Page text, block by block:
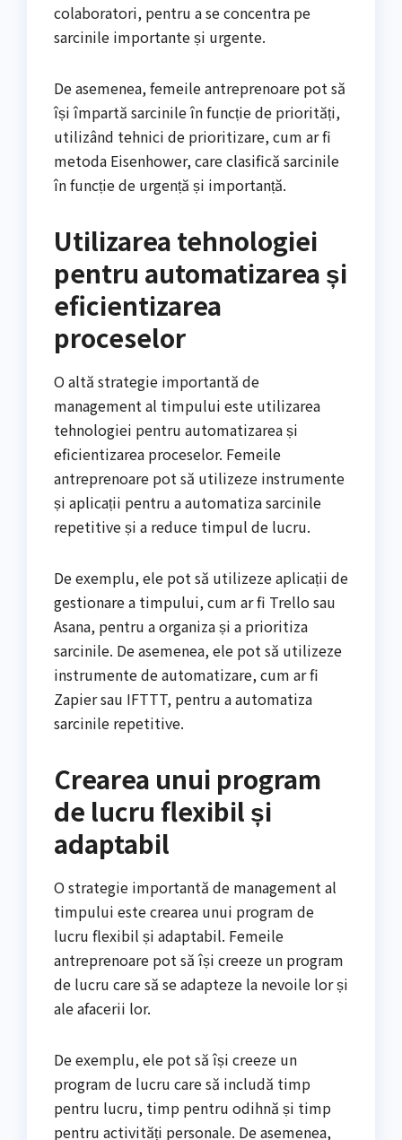
colaboratori, pentru a se concentra pe
sarcinile importante și urgente.
De asemenea, femeile antreprenoare pot să
își împartă sarcinile în funcție de priorități,
utilizând tehnici de prioritizare, cum ar fi
metoda Eisenhower, care clasifică sarcinile
în funcție de urgență și importanță.
Utilizarea tehnologiei
pentru automatizarea și
eficientizarea
proceselor
O altă strategie importantă de
management al timpului este utilizarea
tehnologiei pentru automatizarea și
eficientizarea proceselor. Femeile
antreprenoare pot să utilizeze instrumente
și aplicații pentru a automatiza sarcinile
repetitive și a reduce timpul de lucru.
De exemplu, ele pot să utilizeze aplicații de
gestionare a timpului, cum ar fi Trello sau
Asana, pentru a organiza și a prioritiza
sarcinile. De asemenea, ele pot să utilizeze
instrumente de automatizare, cum ar fi
Zapier sau IFTTT, pentru a automatiza
sarcinile repetitive.
Crearea unui program
de lucru flexibil și
adaptabil
O strategie importantă de management al
timpului este crearea unui program de
lucru flexibil și adaptabil. Femeile
antreprenoare pot să își creeze un program
de lucru care să se adapteze la nevoile lor și
ale afacerii lor.
De exemplu, ele pot să își creeze un
program de lucru care să includă timp
pentru lucru, timp pentru odihnă și timp
pentru activități personale. De asemenea,